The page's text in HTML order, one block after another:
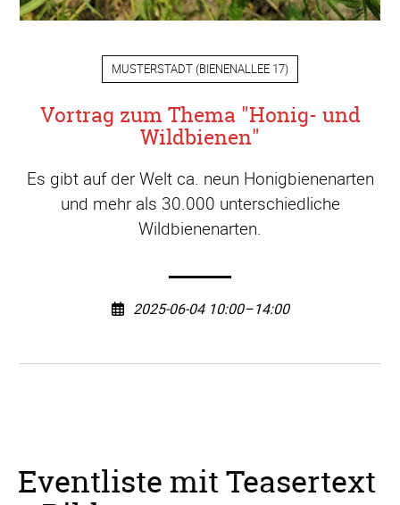
MUSTERSTADT (BIENENALLEE 17)
Vortrag zum Thema "Honig- und
Wildbienen"
Es gibt auf der Welt ca. neun Honigbienenarten
und mehr als 30.000 unterschiedliche
Wildbienenarten.
2025-06-04 10:00–14:00
Eventliste mit Teasertext